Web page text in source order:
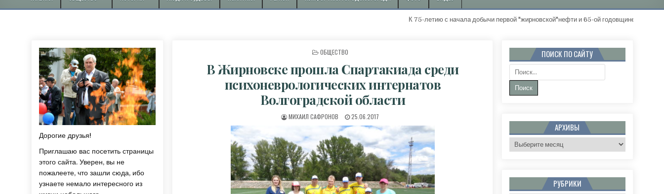
К 75-летию с начала добычи первой "жирновской"нефти и 65-ой годовщине
ОПУБЛИКОВАНО В
ОБЩЕСТВО
В Жирновске прошла Спартакиада среди
психоневрологических интернатов
Волгоградской области
АВТОР:
МИХАИЛ САФРОНОВ ДАТА ПУБЛИКАЦИИ:
25.06.2017
Дорогие друзья!
Приглашаю вас посетить страницы
этого сайта. Уверен, вы не
пожалеете, что зашли сюда, ибо
узнаете немало интересного из
ПОИСК ПО САЙТУ
Поиск:
АРХИВЫ
Архивы
РУБРИКИ